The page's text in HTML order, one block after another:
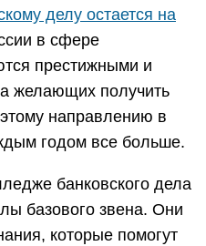
делу остается на
в сфере
престижными и
желающих получить
направлению в
годом все больше.
банковского дела
базового звена. Они
которые помогут